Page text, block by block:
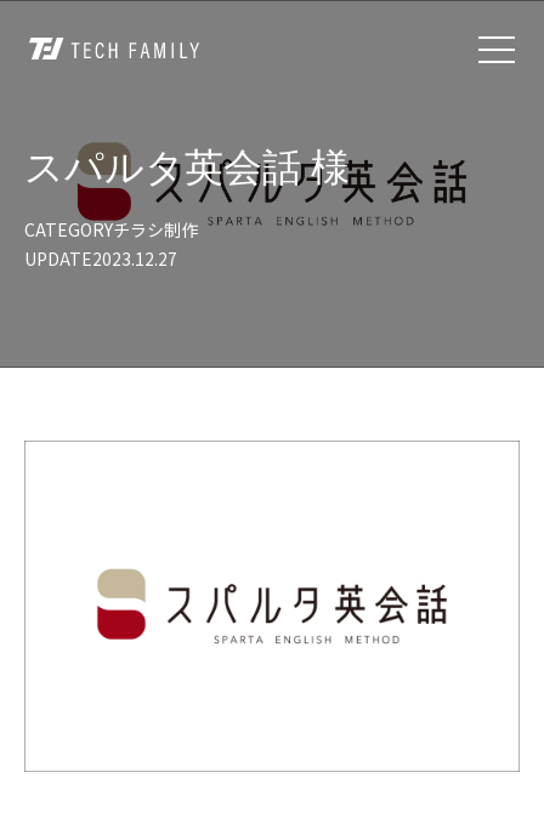
スパルタ英会話 様
CATEGORYチラシ制作
UPDATE2023.12.27